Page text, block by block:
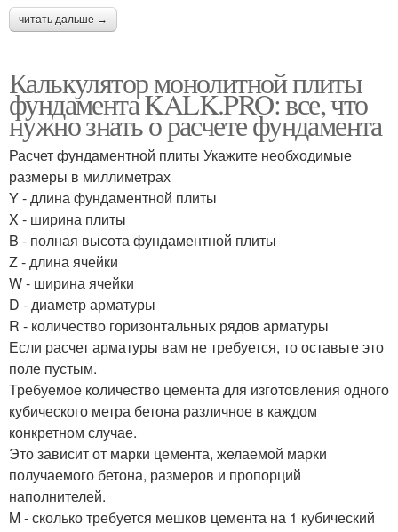
читать дальше →
Калькулятор монолитной плиты
фундамента KALK.PRO: все, что
нужно знать о расчете фундамента
Расчет фундаментной плиты Укажите необходимые
размеры в миллиметрах
Y - длина фундаментной плиты
X - ширина плиты
B - полная высота фундаментной плиты
Z - длина ячейки
W - ширина ячейки
D - диаметр арматуры
R - количество горизонтальных рядов арматуры
Если расчет арматуры вам не требуется, то оставьте это
поле пустым.
Требуемое количество цемента для изготовления одного
кубического метра бетона различное в каждом
конкретном случае.
Это зависит от марки цемента, желаемой марки
получаемого бетона, размеров и пропорций
наполнителей.
M - сколько требуется мешков цемента на 1 кубический